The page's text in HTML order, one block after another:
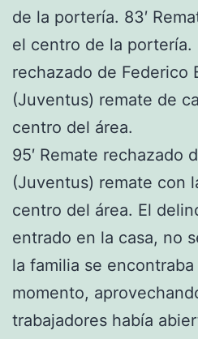
de la portería. 83′
el centro de la portería.
rechazado de Federico
(Juventus) remate de
centro del área.
95′ Remate rechazado
(Juventus) remate con
centro del área. El
entrado en la casa, no
la familia se
momento,
trabajadores había